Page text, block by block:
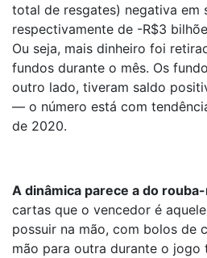
total de resgates) negativa em
respectivamente de -R$3
Ou seja, mais dinheiro foi
fundos durante o mês. Os
outro lado, tiveram saldo
— o número está com
de 2020.
A dinâmica parece a do
cartas que o vencedor é
possuir na mão, com bolos de
mão para outra durante o jogo